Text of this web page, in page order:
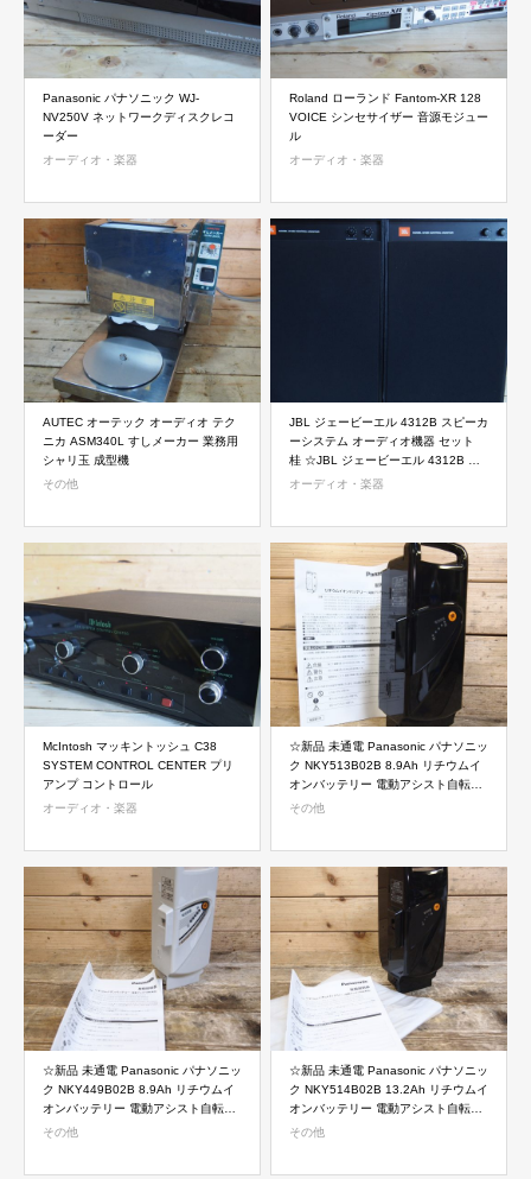
Panasonic パナソニック WJ-
NV250V ネットワークディスクレコ
ーダー
オーディオ・楽器
Roland ローランド Fantom-XR 128
VOICE シンセサイザー 音源モジュー
ル
オーディオ・楽器
AUTEC オーテック オーディオ テク
ニカ ASM340L すしメーカー 業務用
シャリ玉 成型機
その他
JBL ジェービーエル 4312B スピーカ
ーシステム オーディオ機器 セット
桂 ☆JBL ジェービーエル 4312B ス
ピーカーシステム オーディオ機器 セ
オーディオ・楽器
McIntosh マッキントッシュ C38
SYSTEM CONTROL CENTER プリ
アンプ コントロール
オーディオ・楽器
☆新品 未通電 Panasonic パナソニッ
ク NKY513B02B 8.9Ah リチウムイ
オンバッテリー 電動アシスト自転車
メーカー保証2年間
その他
☆新品 未通電 Panasonic パナソニッ
ク NKY449B02B 8.9Ah リチウムイ
オンバッテリー 電動アシスト自転車
メーカー保証2年間
その他
☆新品 未通電 Panasonic パナソニッ
ク NKY514B02B 13.2Ah リチウムイ
オンバッテリー 電動アシスト自転車
メーカー保証2年間
その他